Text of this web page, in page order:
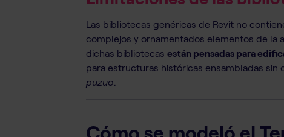
Las bibliotecas genéricas de Revit no
complejos y ornamentados elementos de la
dichas bibliotecas están pensadas para
para estructuras históricas ensambladas
puzuo